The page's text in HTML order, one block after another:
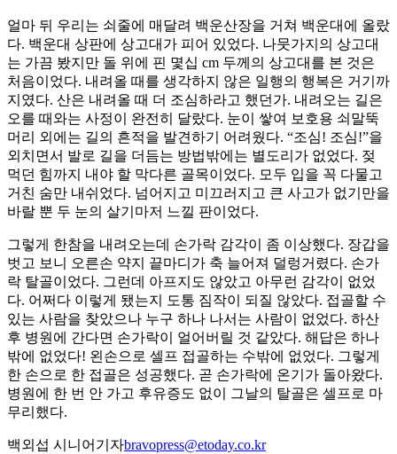
얼마 뒤 우리는 쇠줄에 매달려 백운산장을 거쳐 백운대에 올랐
다. 백운대 상판에 상고대가 피어 있었다. 나뭇가지의 상고대
는 가끔 봤지만 돌 위에 핀 몇십 cm 두께의 상고대를 본 것은
처음이었다. 내려올 때를 생각하지 않은 일행의 행복은 거기까
지였다. 산은 내려올 때 더 조심하라고 했던가. 내려오는 길은
오를 때와는 사정이 완전히 달랐다. 눈이 쌓여 보호용 쇠말뚝
머리 외에는 길의 흔적을 발견하기 어려웠다. “조심! 조심!”을
외치면서 발로 길을 더듬는 방법밖에는 별도리가 없었다. 젖
먹던 힘까지 내야 할 막다른 골목이었다. 모두 입을 꼭 다물고
거친 숨만 내쉬었다. 넘어지고 미끄러지고 큰 사고가 없기만을
바랄 뿐 두 눈의 살기마저 느낄 판이었다.
그렇게 한참을 내려오는데 손가락 감각이 좀 이상했다. 장갑을
벗고 보니 오른손 약지 끝마디가 축 늘어져 덜렁거렸다. 손가
락 탈골이었다. 그런데 아프지도 않았고 아무런 감각이 없었
다. 어쩌다 이렇게 됐는지 도통 짐작이 되질 않았다. 접골할 수
있는 사람을 찾았으나 누구 하나 나서는 사람이 없었다. 하산
후 병원에 간다면 손가락이 얼어버릴 것 같았다. 해답은 하나
밖에 없었다! 왼손으로 셀프 접골하는 수밖에 없었다. 그렇게
한 손으로 한 접골은 성공했다. 곧 손가락에 온기가 돌아왔다.
병원에 한 번 안 가고 후유증도 없이 그날의 탈골은 셀프로 마
무리했다.
백외섭 시니어기자bravopress@etoday.co.kr